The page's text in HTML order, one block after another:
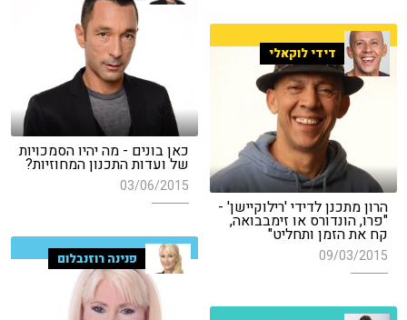
כאן בונים - מה יהיו הסמכויות
של ועדות התכנון המחוזיות?
03/06/2015
דידי לוקאלי
הרון מתכנן לדידי 'רילוקיישן' -
"פרו, הונדורס או זימבבואה,
קח את הזמן ותחליט"
09/03/2015 פנינה רוזנבלום